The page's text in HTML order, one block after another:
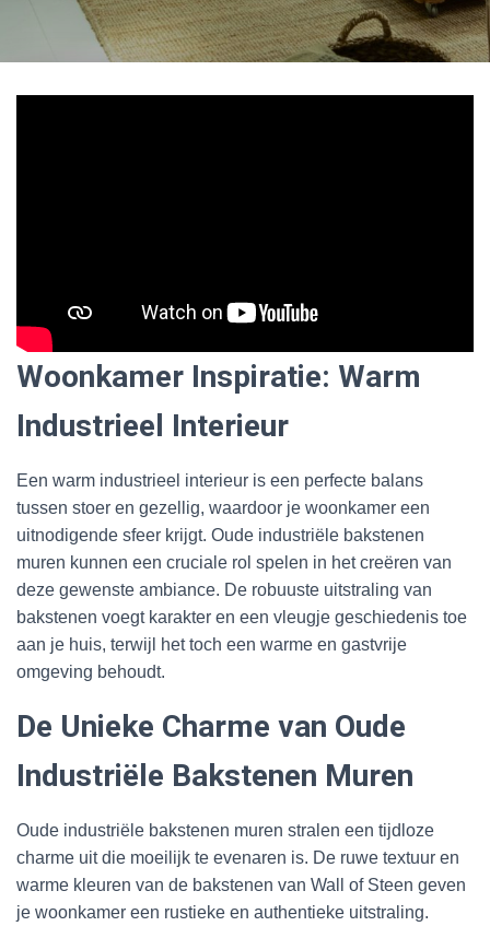
Woonkamer Inspiratie: Warm
Industrieel Interieur
Een warm industrieel interieur is een perfecte balans
tussen stoer en gezellig, waardoor je woonkamer een
uitnodigende sfeer krijgt. Oude industriële bakstenen
muren kunnen een cruciale rol spelen in het creëren van
deze gewenste ambiance. De robuuste uitstraling van
bakstenen voegt karakter en een vleugje geschiedenis toe
aan je huis, terwijl het toch een warme en gastvrije
omgeving behoudt.
De Unieke Charme van Oude
Industriële Bakstenen Muren
Oude industriële bakstenen muren stralen een tijdloze
charme uit die moeilijk te evenaren is. De ruwe textuur en
warme kleuren van de bakstenen van Wall of Steen geven
je woonkamer een rustieke en authentieke uitstraling.